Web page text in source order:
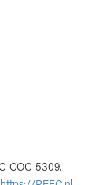
COC-5309.